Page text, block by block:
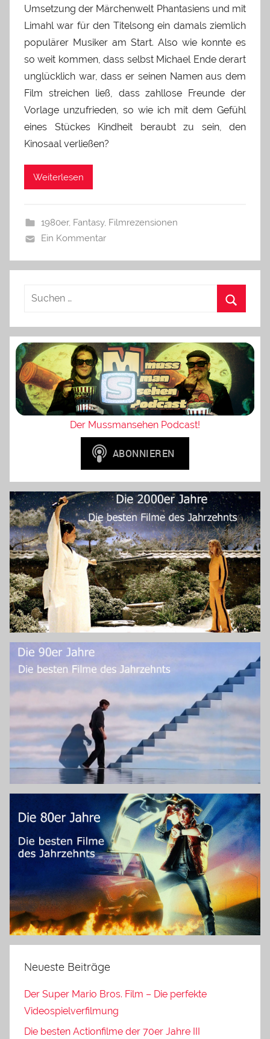
Umsetzung der Märchenwelt Phantasiens und mit
Limahl war für den Titelsong ein damals ziemlich
populärer Musiker am Start. Also wie konnte es
so weit kommen, dass selbst Michael Ende derart
unglücklich war, dass er seinen Namen aus dem
Film streichen ließ, dass zahllose Freunde der
Vorlage unzufrieden, so wie ich mit dem Gefühl
eines Stückes Kindheit beraubt zu sein, den
Kinosaal verließen?
Weiterlesen
1980er, Fantasy, Filmrezensionen
Ein Kommentar
Der Mussmansehen Podcast!
Neueste Beiträge
Der Super Mario Bros. Film – Die perfekte
Videospielverfilmung
Die besten Actionfilme der 70er Jahre III